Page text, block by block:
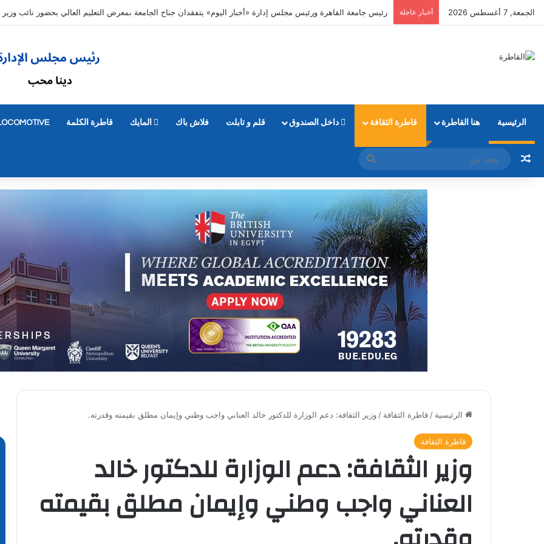
الجمعة, 7 أغسطس 2026 أخبار عاجلة التعليم العالي: طلاب المرحلة الأولى يمكنهم تعديل رغباتهم حتى 7 مساء الأحد 9 أغسطس
الرئيسية هنا القاطرة قاطرة الثقافة داخل الصندوق قلم و تابلت فلاش باك المايك قاطرة الكلمة
مقال عشوائي
بحث
عن
الرئيسية / قاطرة الثقافة / وزير الثقافة: دعم الوزارة للدكتور خالد العناني واجب وطني وإيمان مطلق بقيمته وقدرته.
قاطرة الثقافة
وزير الثقافة: دعم الوزارة للدكتور خالد
العناني واجب وطني وإيمان مطلق بقيمته